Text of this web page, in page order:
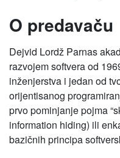
O predavaču
Dejvid Lordž Parnas
razvojem softvera od
inženjerstva i jedan od
orijentisanog
prvo pominjanje pojma
information hiding) ili
bazičnih principa